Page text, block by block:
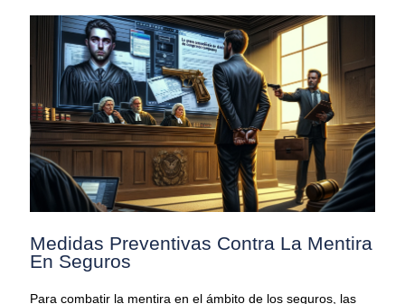
Medidas Preventivas Contra La Mentira
En Seguros
Para combatir la mentira en el ámbito de los seguros, las